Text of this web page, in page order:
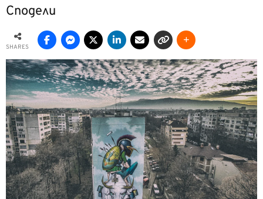
Сподели
SHARES